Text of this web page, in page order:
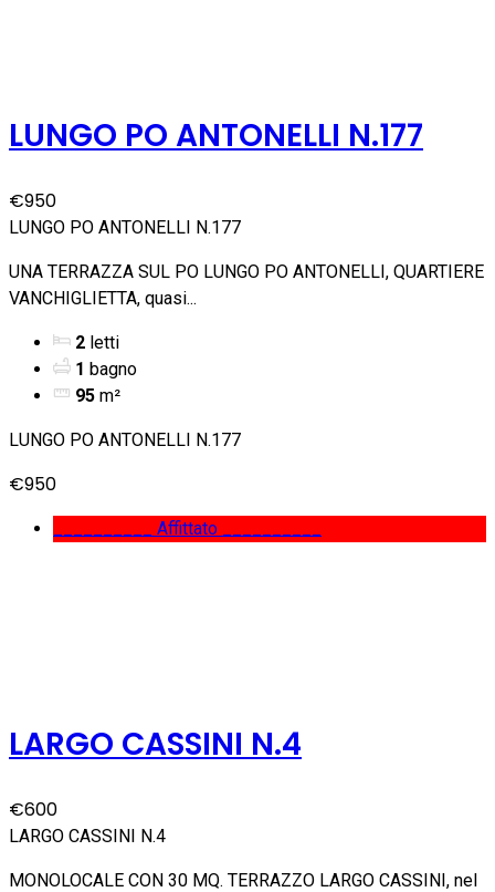
LUNGO PO ANTONELLI N.177
€950
LUNGO PO ANTONELLI N.177
UNA TERRAZZA SUL PO LUNGO PO ANTONELLI, QUARTIERE
VANCHIGLIETTA, quasi...
2 letti
1 bagno
95 m²
LUNGO PO ANTONELLI N.177
€950
__________ Affittato __________
LARGO CASSINI N.4
€600
LARGO CASSINI N.4
MONOLOCALE CON 30 MQ. TERRAZZO LARGO CASSINI, nel